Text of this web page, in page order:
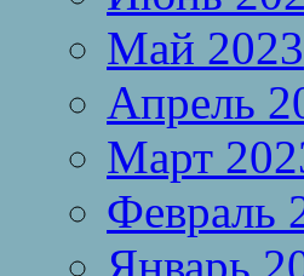
Май 2023
Апрель
Март
Февраль
Январь